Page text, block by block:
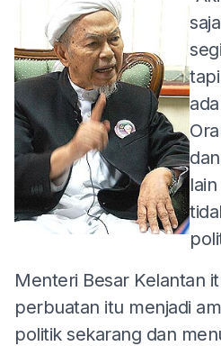
Menteri Besar Kelantan
perbuatan itu menjadi
politik sekarang dan